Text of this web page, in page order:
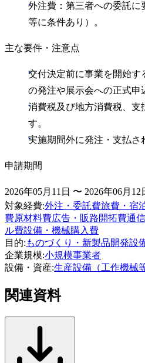
外注費：第三者への委託に
等に条件あり）。
主な要件・注意点
交付決定前に事業を開始す
の発注や展示会への正式申
消費税及び地方消費税、
す。
実施期間外に発注・支払さ
申請期間
2026年05月11日 〜 2026年06月12
対象経費:外注・委託費旅費・宿
費原材料費広告・販路開拓費通
ル費設備・機械購入費
目的: ものづくり・新製品開発設
企業規模:小規模事業者
設備・資産:生産設備（工作機械
関連資料